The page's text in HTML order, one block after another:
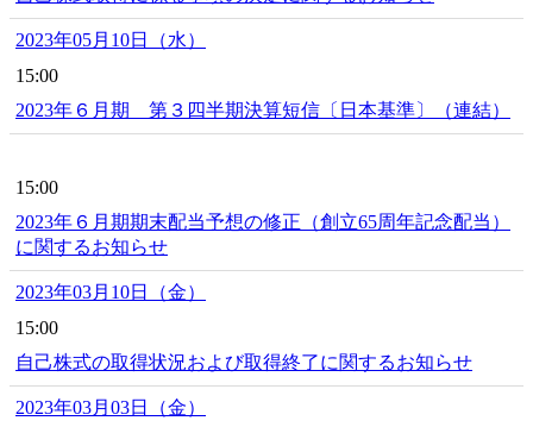
2023年05月10日（水）
15:00
2023年６月期 第３四半期決算短信〔日本基準〕（連結）
15:00
2023年６月期期末配当予想の修正（創立65周年記念配当）
に関するお知らせ
2023年03月10日（金）
15:00
自己株式の取得状況および取得終了に関するお知らせ
2023年03月03日（金）